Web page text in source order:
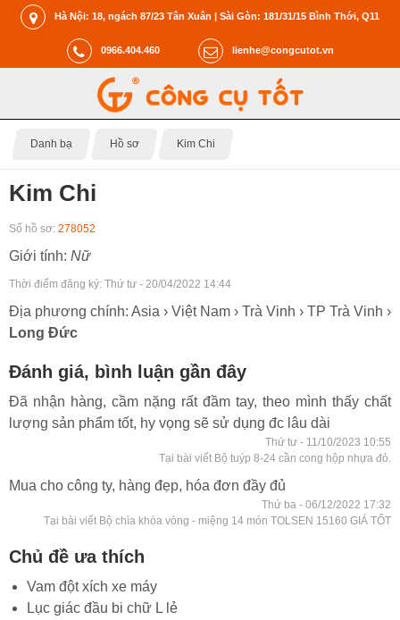
Hà Nội: 18, ngách 87/23 Tân Xuân | Sài Gòn: 181/31/15 Bình Thới, Q11
0966.404.460 lienhe@congcutot.vn
Danh bạ Hồ sơ Kim Chi
Kim Chi
Số hồ sơ: 278052
Giới tính: Nữ
Thời điểm đăng ký: Thứ tư - 20/04/2022 14:44
Địa phương chính: Asia › Việt Nam › Trà Vinh › TP Trà Vinh ›
Long Đức
Đánh giá, bình luận gần đây
Đã nhận hàng, cầm nặng rất đầm tay, theo mình thấy chất
lượng sản phẩm tốt, hy vọng sẽ sử dụng đc lâu dài
Thứ tư - 11/10/2023 10:55
Tại bài viết Bộ tuýp 8-24 cần cong hộp nhựa đỏ.
Mua cho công ty, hàng đẹp, hóa đơn đầy đủ
Thứ ba - 06/12/2022 17:32
Tại bài viết Bộ chìa khóa vòng - miệng 14 món TOLSEN 15160 GIÁ TỐT
Chủ đề ưa thích
Vam đột xích xe máy
Lục giác đầu bi chữ L lẻ